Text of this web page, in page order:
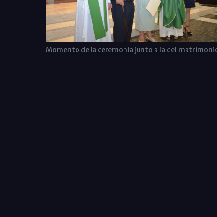
Momento de la ceremonia junto a la del